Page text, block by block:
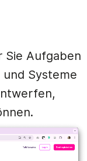
Sie Aufgaben
Systeme